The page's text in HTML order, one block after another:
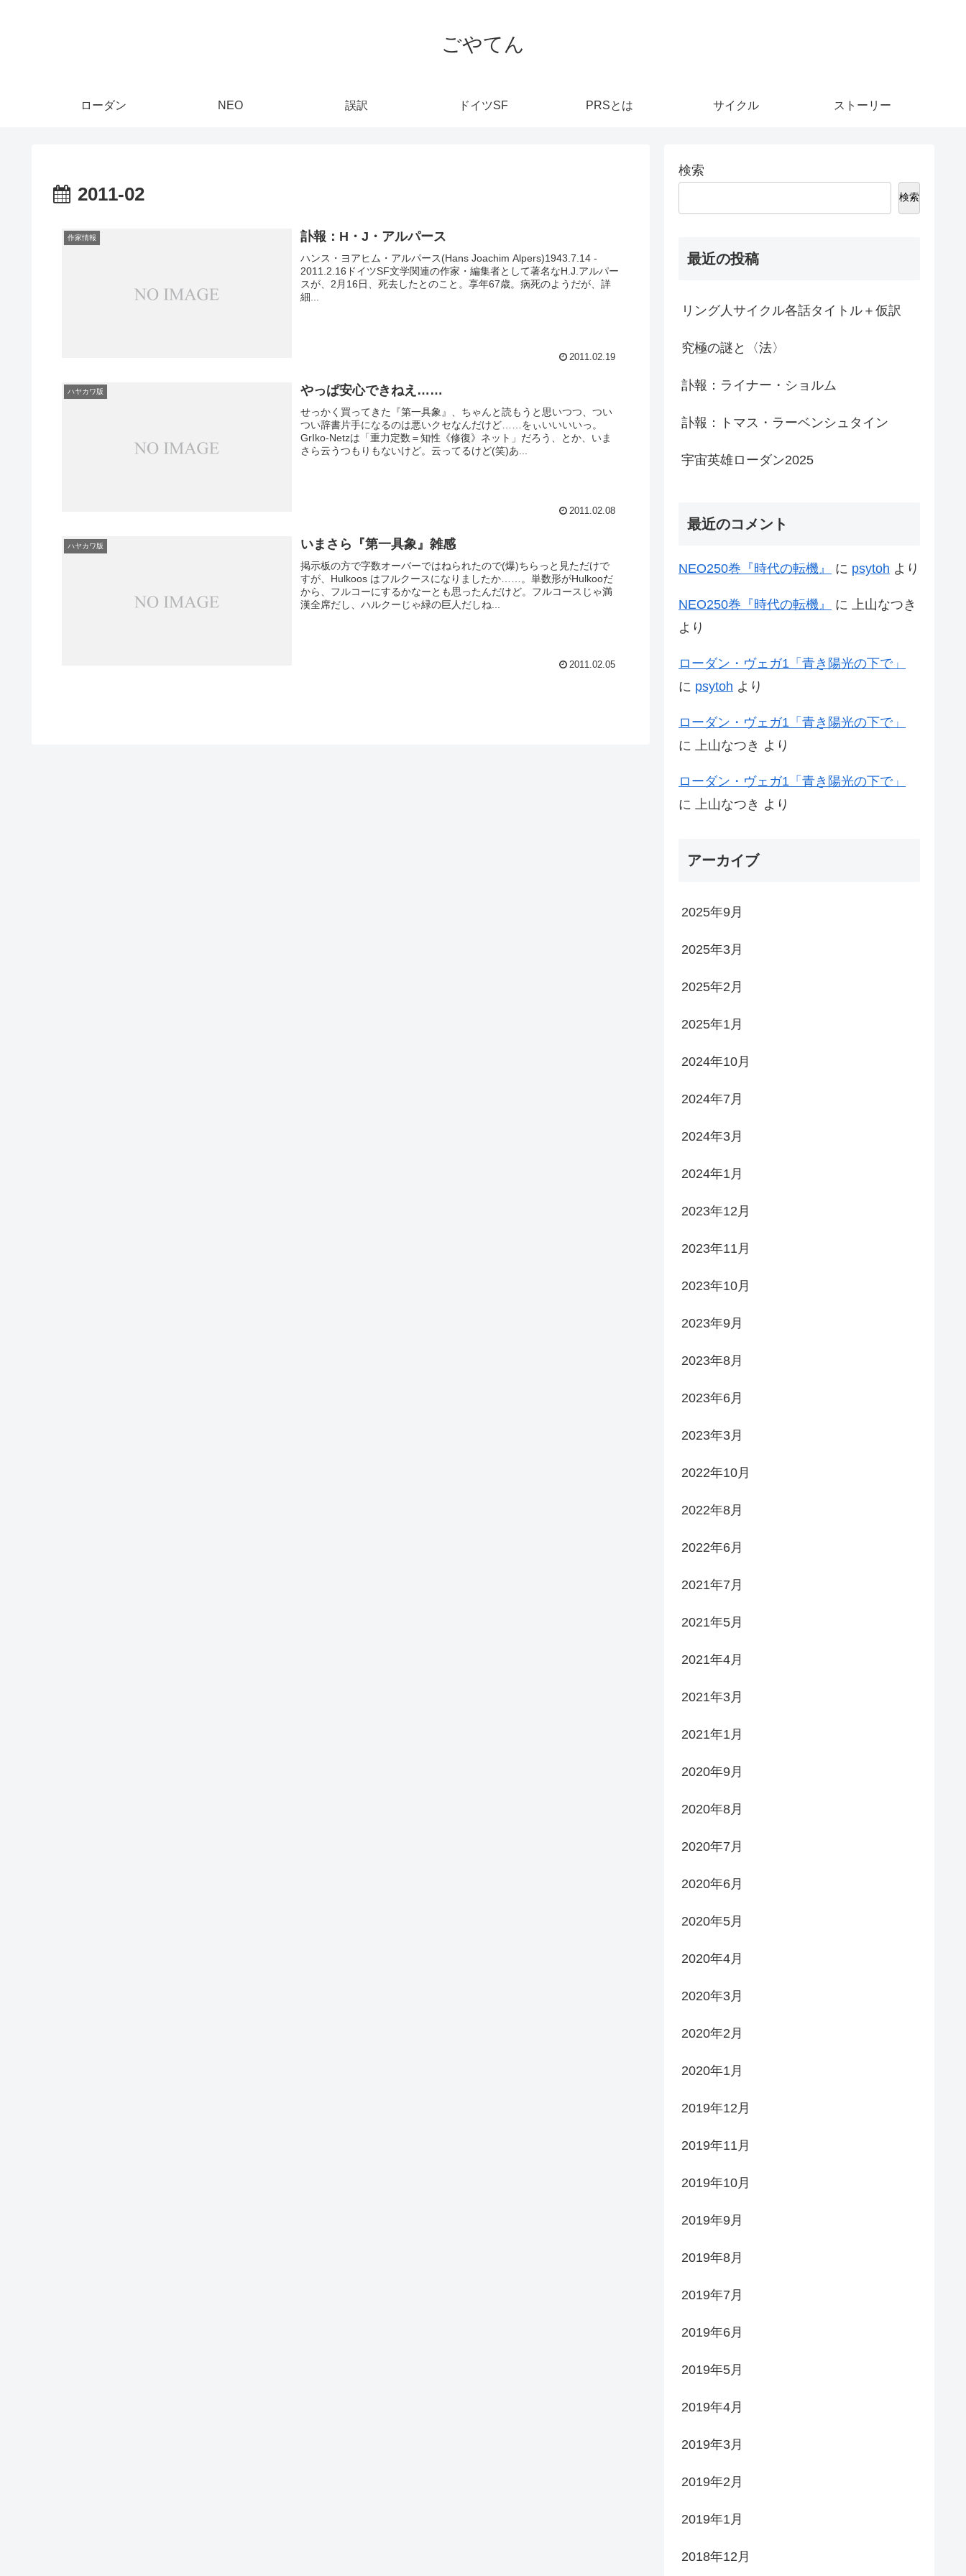
ごやてん
ローダン NEO 誤訳 ドイツSF PRSとは サイクル ストーリー
2011-02
作家情報 訃報：H・J・アルパース
ハンス・ヨアヒム・アルパース(Hans Joachim Alpers)1943.7.14 -
2011.2.16ドイツSF文学関連の作家・編集者として著名なH.J.アルパー
スが、2月16日、死去したとのこと。享年67歳。病死のようだが、詳
細...
2011.02.19
ハヤカワ版 やっぱ安心できねえ……
せっかく買ってきた『第一具象』、ちゃんと読もうと思いつつ、つい
つい辞書片手になるのは悪いクセなんだけど……をぃいいいいっ。
GrIko-Netzは「重力定数＝知性《修復》ネット」だろう、とか、いま
さら云うつもりもないけど。云ってるけど(笑)あ...
2011.02.08
ハヤカワ版 いまさら『第一具象』雑感
掲示板の方で字数オーバーではねられたので(爆)ちらっと見ただけで
すが、Hulkoos はフルクースになりましたか……。単数形がHulkooだ
から、フルコーにするかなーとも思ったんだけど。フルコースじゃ満
漢全席だし、ハルクーじゃ緑の巨人だしね...
2011.02.05
検索
検索
最近の投稿
リング人サイクル各話タイトル＋仮訳
究極の謎と〈法〉
訃報：ライナー・ショルム
訃報：トマス・ラーベンシュタイン
宇宙英雄ローダン2025
最近のコメント
NEO250巻『時代の転機』 に psytoh より
NEO250巻『時代の転機』 に
上山なつき
より
ローダン・ヴェガ1「青き陽光の下で」
に psytoh より
ローダン・ヴェガ1「青き陽光の下で」
に
上山なつき より
ローダン・ヴェガ1「青き陽光の下で」
に
上山なつき より
アーカイブ
2025年9月
2025年3月
2025年2月
2025年1月
2024年10月
2024年7月
2024年3月
2024年1月
2023年12月
2023年11月
2023年10月
2023年9月
2023年8月
2023年6月
2023年3月
2022年10月
2022年8月
2022年6月
2021年7月
2021年5月
2021年4月
2021年3月
2021年1月
2020年9月
2020年8月
2020年7月
2020年6月
2020年5月
2020年4月
2020年3月
2020年2月
2020年1月
2019年12月
2019年11月
2019年10月
2019年9月
2019年8月
2019年7月
2019年6月
2019年5月
2019年4月
2019年3月
2019年2月
2019年1月
2018年12月